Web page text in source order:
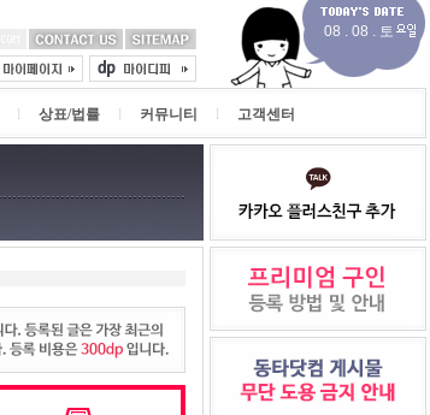
08 . 08 . 토
상표/법률 커뮤니티 고객센터